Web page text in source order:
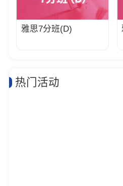
雅思7分班(D)
热门活动